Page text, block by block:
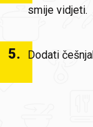
smije vidjeti.
5. Dodati